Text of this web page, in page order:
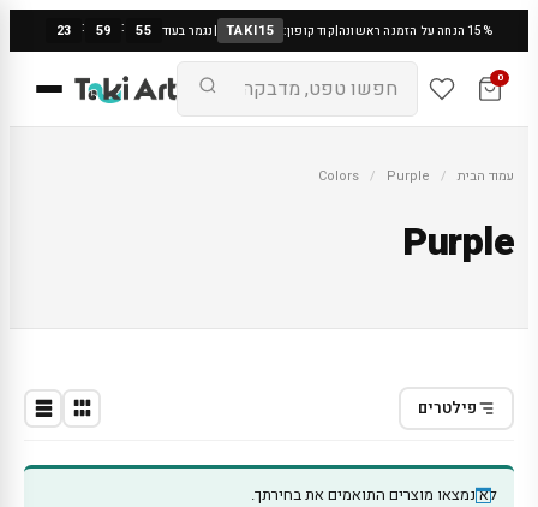
15% הנחה על הזמנה ראשונה |קוד קופון: TAKI15
|נגמר בעוד 23 : 59 : 55
0
עמוד הבית /
Colors / Purple
Purple
פילטרים
לא נמצאו מוצרים התואמים את בחירתך.